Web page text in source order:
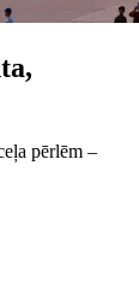
pēr­lēm –